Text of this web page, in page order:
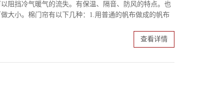
阻挡冷气暖气的流失。有保温、隔音、防风的特点。也
大小。棉门帘有以下几种：1.用普通的帆布做成的帆布
查看详情